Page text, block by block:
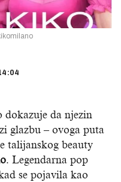
dokazuje da njezin
glazbu – ovoga puta
talijanskog beauty
. Legendarna pop
se pojavila kao